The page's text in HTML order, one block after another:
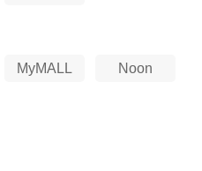
MyMALL Noon